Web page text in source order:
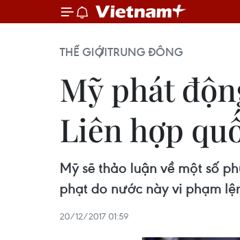
THẾ GIỚITRUNG ĐÔNG
Mỹ phát
Liên hợp
Mỹ sẽ thảo luận về một số
phạt do nước này vi phạm
20/12/2017 01:59